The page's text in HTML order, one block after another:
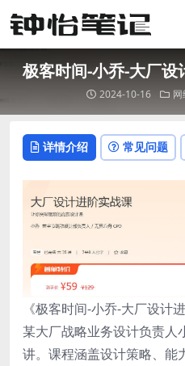
极客时间-小乔-大厂设
2024-10-16
详情介绍 常见问题
《极客时间-小乔-大厂设计
某大厂战略业务设计负责人
讲。课程涵盖设计策略、能